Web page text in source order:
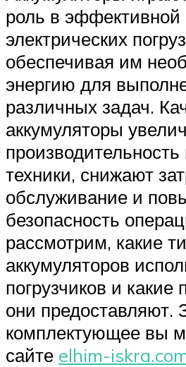
роль в эффективной
электрических
обеспечивая им
энергию для
различных задач.
аккумуляторы
производительность
техники, снижают
обслуживание и
безопасность
рассмотрим, какие
аккумуляторов
погрузчиков и
они предоставляют.
комплектующее вы
сайте elhim-